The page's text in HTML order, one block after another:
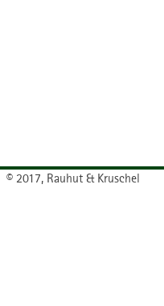
© 2017, Rauhut & Kruschel